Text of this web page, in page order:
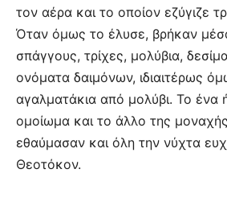
τον αέρα και το οποίον εζύγιζε
Όταν όμως το έλυσε, βρήκαν
σπάγγους, τρίχες, μολύβια,
ονόματα δαιμόνων, ιδιαιτέρως
αγαλματάκια από μολύβι. Το ένα
ομοίωμα και το άλλο της
εθαύμασαν και όλη την νύχτα
Θεοτόκον.